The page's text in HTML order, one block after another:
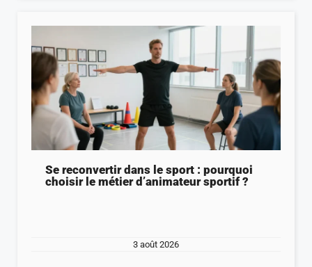
Se reconvertir dans le sport : pourquoi
choisir le métier d’animateur sportif ?
3 août 2026